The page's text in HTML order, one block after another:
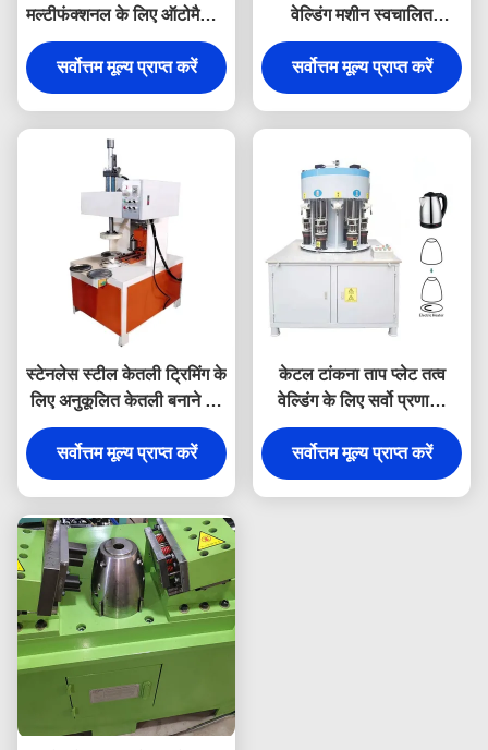
मल्टीफंक्शनल के लिए ऑटोमैटिक
केटल मेकिंग मशीन
सर्वोत्तम मूल्य प्राप्त करें
वेल्डिंग मशीन स्वचालित
आईएसओ प्रमाणित
सर्वोत्तम मूल्य प्राप्त करें
स्टेनलेस स्टील केतली ट्रिमिंग के
लिए अनुकूलित केतली बनाने की
मशीन
सर्वोत्तम मूल्य प्राप्त करें
केटल टांकना ताप प्लेट तत्व
वेल्डिंग के लिए सर्वो प्रणाली
केतली बनाने की मशीन
सर्वोत्तम मूल्य प्राप्त करें